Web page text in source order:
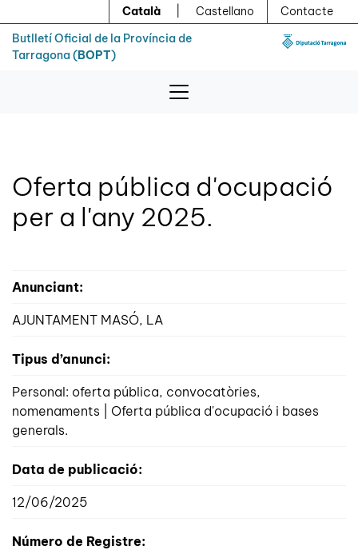
Català Castellano
Contacte
Butlletí Oficial de la Província de
Tarragona (BOPT)
Oferta pública d'ocupació
per a l'any 2025.
Anunciant:
AJUNTAMENT MASÓ, LA
Tipus d’anunci:
Personal: oferta pública, convocatòries,
nomenaments | Oferta pública d'ocupació i bases
generals.
Data de publicació:
12/06/2025
Número de Registre: